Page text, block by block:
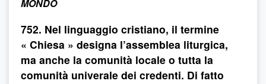
MONDO
752. Nel linguaggio cristiano, il termine
« Chiesa » designa l’assemblea liturgica,
ma anche la comunità locale o tutta la
comunità univerale dei credenti. Di fatto